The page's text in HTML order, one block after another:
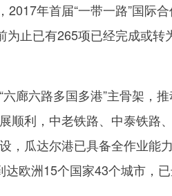
2017年首届“一带一路”国际
止已有265项已经完成或转
六路多国多港”主骨架，推
顺利，中老铁路、中泰铁路
，瓜达尔港已具备全作业能
欧洲15个国家43个城市，已